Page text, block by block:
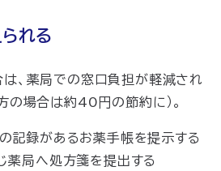
られる
、薬局での窓口負担が軽減され
の場合は約40円の節約に）。
記録があるお薬手帳を提示する
薬局へ処方箋を提出する